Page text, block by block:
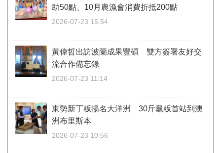
助50點、10月農漁會消費折抵200點
2026-07-23 15:54
黃偉哲出訪波蘭成果豐碩 雙方簽署友好交
流合作備忘錄
2026-07-23 11:14
東勢新丁粄揚名大洋洲 30斤龜粄首站到澳
洲布里斯本
2026-07-23 10:56